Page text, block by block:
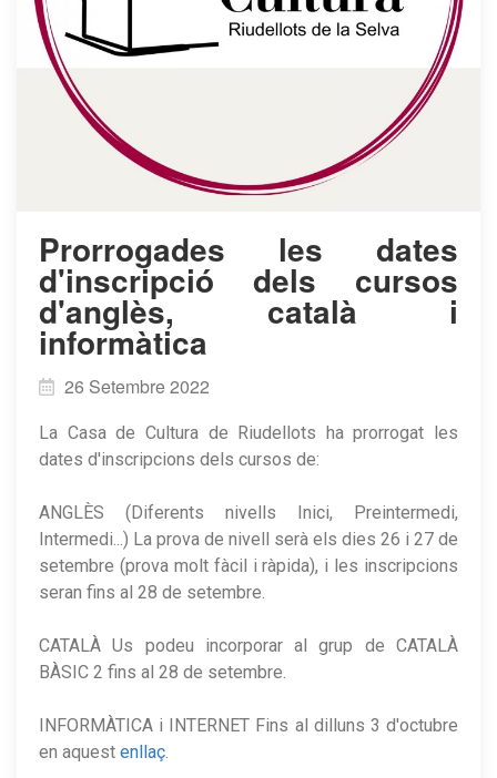
Prorrogades les dates
d'inscripció dels cursos
d'anglès, català i
informàtica
26 Setembre 2022
La Casa de Cultura de Riudellots ha prorrogat les
dates d'inscripcions dels cursos de:
ANGLÈS (Diferents nivells Inici, Preintermedi,
Intermedi...) La prova de nivell serà els dies 26 i 27 de
setembre (prova molt fàcil i ràpida), i les inscripcions
seran fins al 28 de setembre.
CATALÀ Us podeu incorporar al grup de CATALÀ
BÀSIC 2 fins al 28 de setembre.
INFORMÀTICA i INTERNET Fins al dilluns 3 d'octubre
en aquest enllaç